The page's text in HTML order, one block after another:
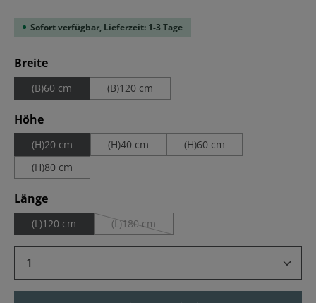
Sofort verfügbar, Lieferzeit: 1-3 Tage
Breiteauswählen
(B)60 cm (B)120 cm
Höheauswählen
(H)20 cm (H)40 cm
(H)60 cm
(H)80 cm
Längeauswählen
(L)120 cm (L)180 cm
(Diese Option ist zurzeit nicht verfügbar.)
Produkt Anzahl: Gib den gewünschten